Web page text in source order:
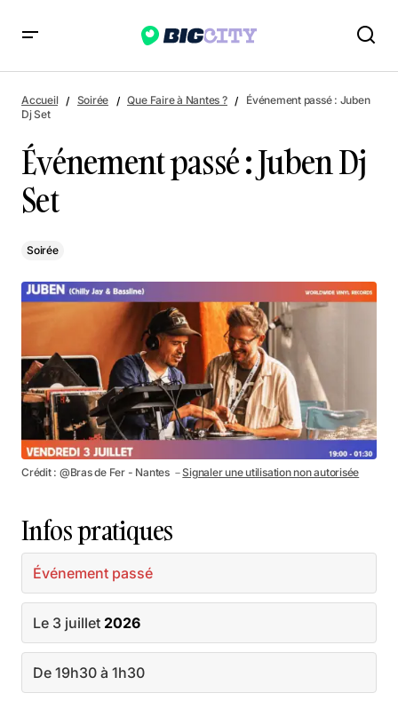
Événement passé : Juben Dj Set
Accueil Soirée Que Faire à Nantes ?
Événement passé : Juben
Dj Set
Événement passé : Juben Dj
Set
Soirée
Crédit : @Bras de Fer - Nantes －Signaler une utilisation non autorisée
Infos pratiques
Événement passé
Le 3 juillet 2026
De 19h30 à 1h30